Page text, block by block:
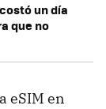
un día
que no
eSIM en